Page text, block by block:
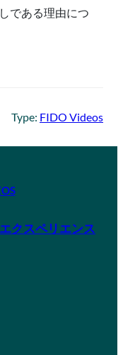
である理由につ
Type: FIDO Videos
クスペリエンス